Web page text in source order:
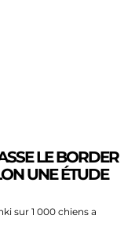
LE BORDER
UNE ÉTUDE